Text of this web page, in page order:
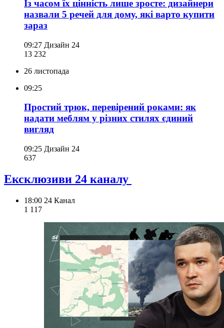
Із часом їх цінність лише зросте: дизайнери
назвали 5 речей для дому, які варто купити
зараз
09:27 Дизайн 24
13 232
26 листопада
09:25
Простий трюк, перевірений роками: як
надати меблям у різних стилях єдиний
вигляд
09:25 Дизайн 24
637
Ексклюзиви 24 каналу
18:00 24 Канал
1 117